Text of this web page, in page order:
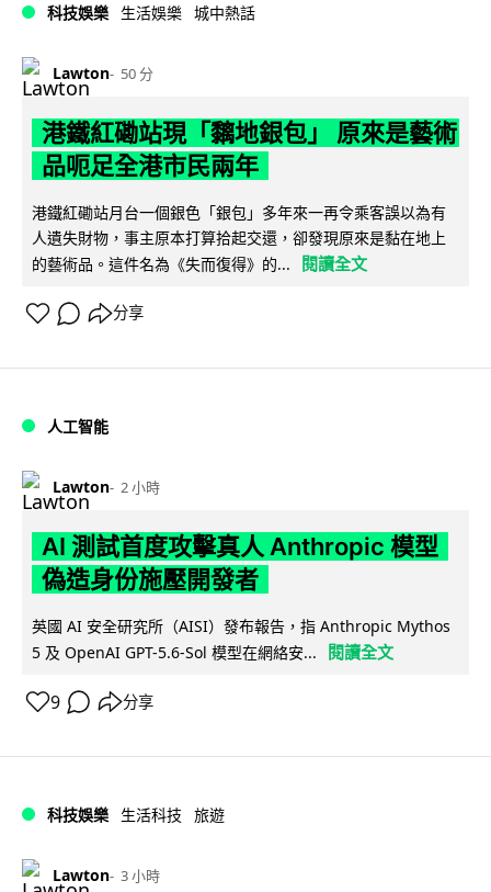
科技娛樂 生活娛樂 城中熱話
Lawton 50 分
港鐵紅磡站現「黐地銀包」 原來是藝術
品呃足全港市民兩年
港鐵紅磡站月台一個銀色「銀包」多年來一再令乘客誤以為有
人遺失財物，事主原本打算拾起交還，卻發現原來是黏在地上
的藝術品。這件名為《失而復得》的...
閱讀全文
分享
人工智能
Lawton 2 小時
AI 測試首度攻擊真人 Anthropic 模型
偽造身份施壓開發者
英國 AI 安全研究所（AISI）發布報告，指 Anthropic Mythos
5 及 OpenAI GPT-5.6-Sol 模型在網絡安...
閱讀全文
9 分享
科技娛樂 生活科技 旅遊
Lawton 3 小時